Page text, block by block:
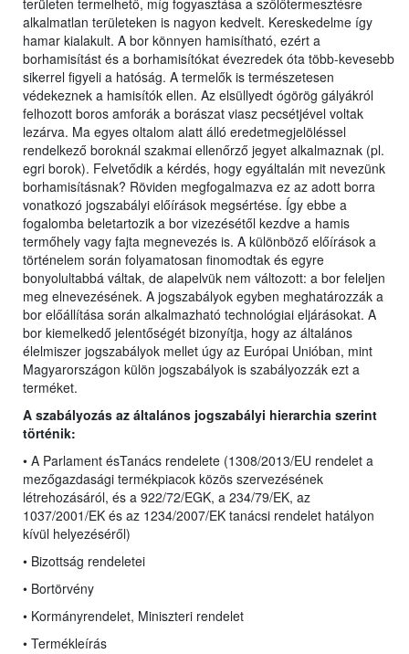
területen termelhető, míg fogyasztása a szőlőtermesztésre
alkalmatlan területeken is nagyon kedvelt. Kereskedelme így
hamar kialakult. A bor könnyen hamisítható, ezért a
borhamisítást és a borhamisítókat évezredek óta több-kevesebb
sikerrel figyeli a hatóság. A termelők is természetesen
védekeznek a hamisítók ellen. Az elsüllyedt ógörög gályákról
felhozott boros amforák a borászat viasz pecsétjével voltak
lezárva. Ma egyes oltalom alatt álló eredetmegjelöléssel
rendelkező boroknál szakmai ellenőrző jegyet alkalmaznak (pl.
egri borok). Felvetődik a kérdés, hogy egyáltalán mit nevezünk
borhamisításnak? Röviden megfogalmazva ez az adott borra
vonatkozó jogszabályi előírások megsértése. Így ebbe a
fogalomba beletartozik a bor vizezésétől kezdve a hamis
termőhely vagy fajta megnevezés is. A különböző előírások a
történelem során folyamatosan finomodtak és egyre
bonyolultabbá váltak, de alapelvük nem változott: a bor feleljen
meg elnevezésének. A jogszabályok egyben meghatározzák a
bor előállítása során alkalmazható technológiai eljárásokat. A
bor kiemelkedő jelentőségét bizonyítja, hogy az általános
élelmiszer jogszabályok mellet úgy az Európai Unióban, mint
Magyarországon külön jogszabályok is szabályozzák ezt a
terméket.
A szabályozás az általános jogszabályi hierarchia szerint
történik:
• A Parlament ésTanács rendelete (1308/2013/EU rendelet a
mezőgazdasági termékpiacok közös szervezésének
létrehozásáról, és a 922/72/EGK, a 234/79/EK, az
1037/2001/EK és az 1234/2007/EK tanácsi rendelet hatályon
kívül helyezéséről)
• Bizottság rendeletei
• Bortörvény
• Kormányrendelet, Miniszteri rendelet
• Termékleírás